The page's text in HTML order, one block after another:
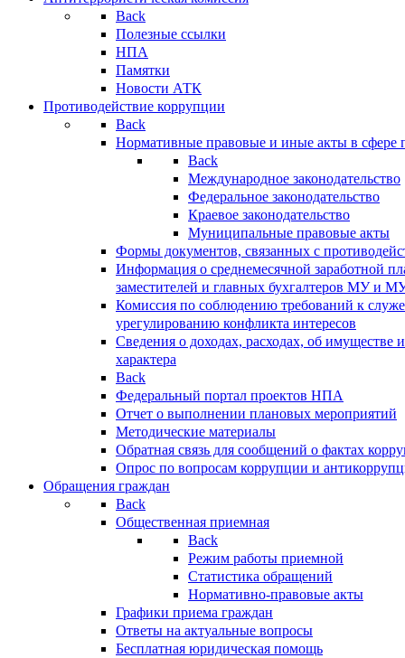
Back
Полезные ссылки
НПА
Памятки
Новости АТК
Противодействие коррупции
Back
Нормативные правовые и иные акты в сфере
Back
Международное законодательство
Федеральное законодательство
Краевое законодательство
Муниципальные правовые акты
Формы документов, связанных с
Информация о среднемесячной заработной
заместителей и главных бухгалтеров МУ и
Комиссия по соблюдению требований к
урегулированию конфликта интересов
Сведения о доходах, расходах, об имуществе
характера
Back
Федеральный портал проектов НПА
Отчет о выполнении плановых мероприятий
Методические материалы
Обратная связь для сообщений о фактах
Опрос по вопросам коррупции и
Обращения граждан
Back
Общественная приемная
Back
Режим работы приемной
Статистика обращений
Нормативно-правовые акты
Графики приема граждан
Ответы на актуальные вопросы
Бесплатная юридическая помощь